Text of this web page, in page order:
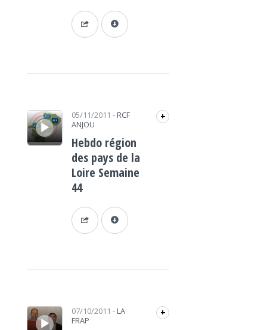
Lecteur audio 05/11/2011 - RCF
ANJOU
+
Hebdo région
des pays de la
Loire Semaine
44
Lecteur audio 07/10/2011 - LA
FRAP
+